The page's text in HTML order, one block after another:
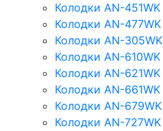
Колодки AN-451WK
Колодки AN-477WK
Колодки AN-305WK
Колодки AN-610WK
Колодки AN-621WK
Колодки AN-661WK
Колодки AN-679WK
Колодки AN-727WK